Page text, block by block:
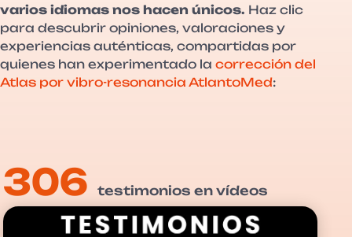
varios idiomas nos hacen únicos. Haz clic
para descubrir opiniones, valoraciones y
experiencias auténticas, compartidas por
quienes han experimentado la corrección del
Atlas por vibro-resonancia AtlantoMed:
306 testimonios en vídeos